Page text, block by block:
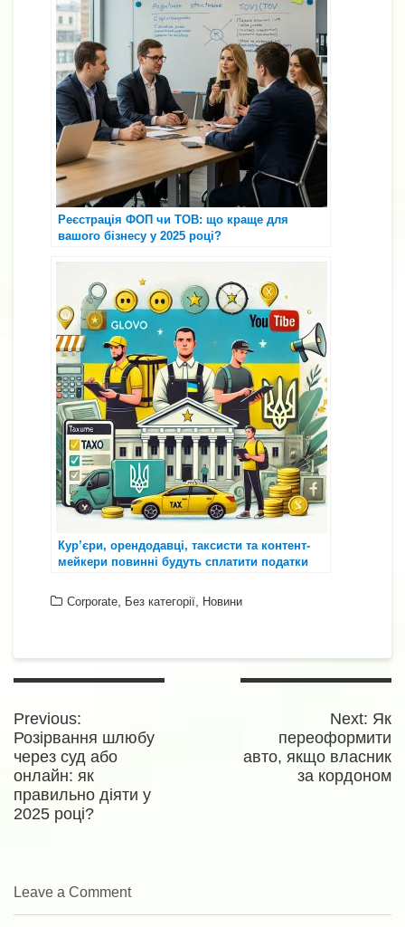
Реєстрація ФОП чи ТОВ: що краще для
вашого бізнесу у 2025 році?
Кур’єри, орендодавці, таксисти та контент-
мейкери повинні будуть сплатити податки
Corporate Без категорії Новини
Навігація
Previous:
post:
Розірвання шлюбу
через суд або
онлайн: як
правильно діяти у
2025 році?
Next: Next
Як
переоформити
авто, якщо власник
за кордоном
Leave a Comment